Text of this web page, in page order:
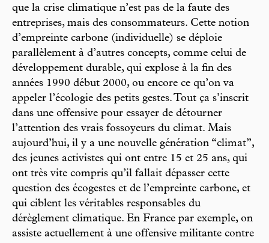
que la crise climatique n’est pas de la faute des
entreprises, mais des consommateurs. Cette notion
d’empreinte carbone (individuelle) se déploie
parallèlement à d’autres concepts, comme celui de
développement durable, qui explose à la fin des
années 1990 début 2000, ou encore ce qu’on va
appeler l’écologie des petits gestes. Tout ça s’inscrit
dans une offensive pour essayer de détourner
l’attention des vrais fossoyeurs du climat. Mais
aujourd’hui, il y a une nouvelle génération “climat”,
des jeunes activistes qui ont entre 15 et 25 ans, qui
ont très vite compris qu’il fallait dépasser cette
question des écogestes et de l’empreinte carbone, et
qui ciblent les véritables responsables du
dérèglement climatique. En France par exemple, on
assiste actuellement à une offensive militante contre